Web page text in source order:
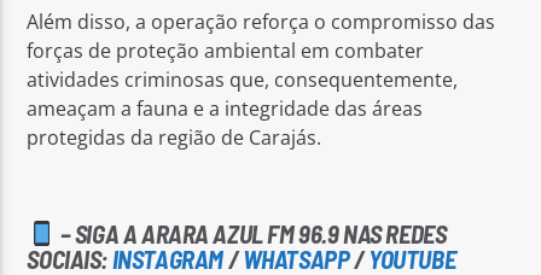
Além disso, a operação reforça o compromisso das
forças de proteção ambiental em combater
atividades criminosas que, consequentemente,
ameaçam a fauna e a integridade das áreas
protegidas da região de Carajás.
– SIGA A ARARA AZUL FM 96.9 NAS REDES
SOCIAIS: INSTAGRAM/WHATSAPP/YOUTUBE